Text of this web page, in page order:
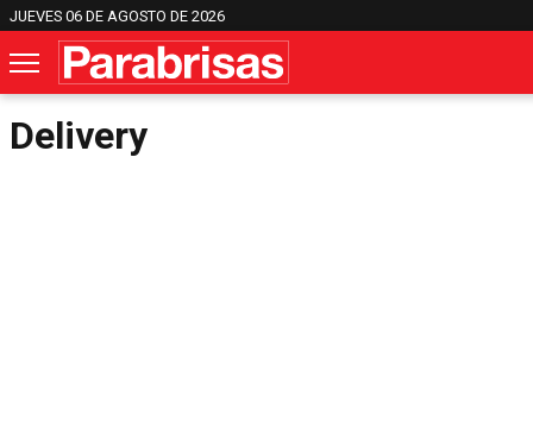
JUEVES 06 DE AGOSTO DE 2026
Delivery